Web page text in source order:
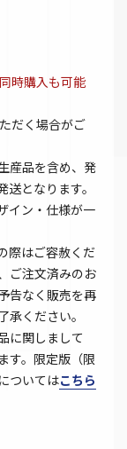
時購入も可能
だく場合がご
産品を含め、発
となります。
イン・仕様が一
際はご容赦くだ
ご注文済みのお
告なく販売を再
ください。
に関しまして
す。限定版（限
ついてはこちら